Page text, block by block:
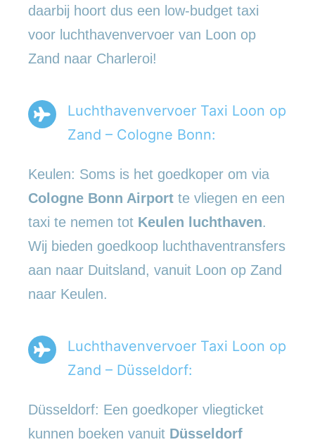
daarbij hoort dus een low-budget taxi
voor luchthavenvervoer van Loon op
Zand naar Charleroi!
Luchthavenvervoer Taxi Loon op
Zand – Cologne Bonn:
Keulen: Soms is het goedkoper om via
Cologne Bonn Airport te vliegen en een
taxi te nemen tot Keulen luchthaven.
Wij bieden goedkoop luchthaventransfers
aan naar Duitsland, vanuit Loon op Zand
naar Keulen.
Luchthavenvervoer Taxi Loon op
Zand – Düsseldorf:
Düsseldorf: Een goedkoper vliegticket
kunnen boeken vanuit Düsseldorf